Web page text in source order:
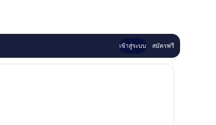
เข้าสู่ระบบ สมัครฟรี